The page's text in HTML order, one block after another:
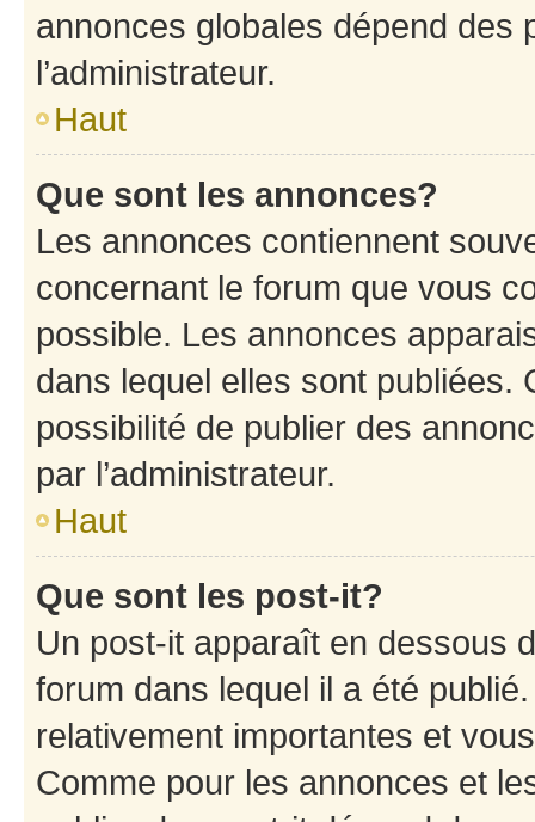
annonces globales dépend des
l’administrateur.
Haut
Que sont les annonces?
Les annonces contiennent
concernant le forum que vous
possible. Les annonces
dans lequel elles sont publiées.
possibilité de publier des
par l’administrateur.
Haut
Que sont les post-it?
Un post-it apparaît en dessous
forum dans lequel il a été
relativement importantes et
Comme pour les annonces et